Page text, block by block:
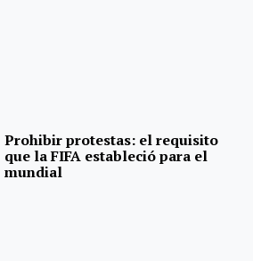
Prohibir protestas: el requisito
que la FIFA estableció para el
mundial